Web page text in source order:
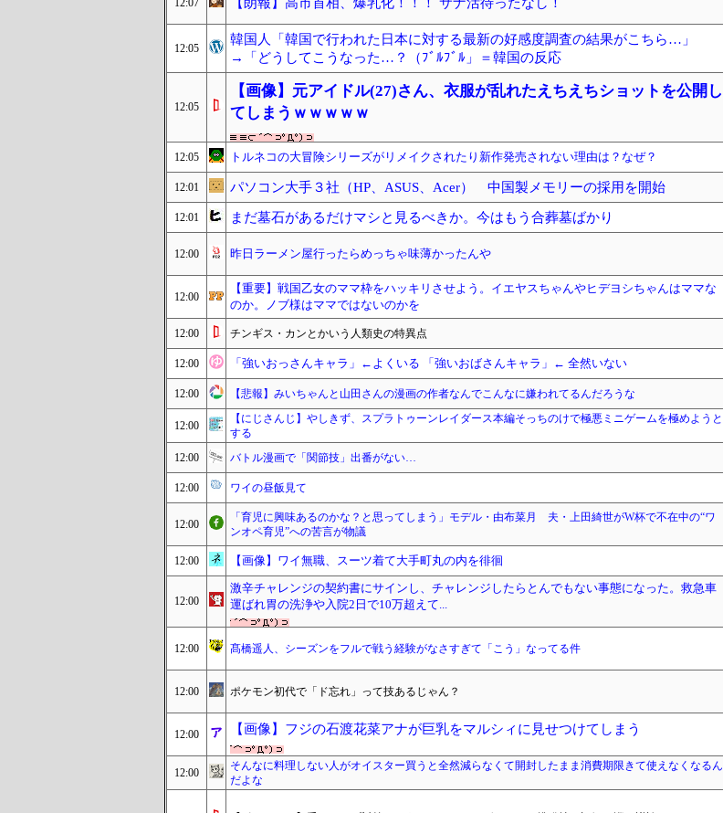
12:07
12:05
韓国人「韓国で行われた日本に対する最新の好感度調査の結果がこちら…」
→「どうしてこうなった…？（ﾌﾞﾙﾌﾞﾙ」＝韓国の反応
12:05
【画像】元アイドル(27)さん、衣服が乱れたえちえちショットを公開し
てしまうｗｗｗｗｗ
12:05 トルネコの大冒険シリーズがリメイクされたり新作発売されない理由は？なぜ？
12:01 パソコン大手３社（HP、ASUS、Acer） 中国製メモリーの採用を開始
12:01 まだ墓石があるだけマシと見るべきか。今はもう合葬墓ばかり
12:00 昨日ラーメン屋行ったらめっちゃ味薄かったんや
12:00
【重要】戦国乙女のママ枠をハッキリさせよう。イエヤスちゃんやヒデヨシちゃんはママな
のか。ノブ様はママではないのかを
12:00 チンギス・カンとかいう人類史の特異点
12:00 「強いおっさんキャラ」←よくいる 「強いおばさんキャラ」← 全然いない
12:00 【悲報】みいちゃんと山田さんの漫画の作者なんでこんなに嫌われてるんだろうな
12:00
【にじさんじ】やしきず、スプラトゥーンレイダース本編そっちのけで極悪ミニゲームを極めようと
する
12:00 バトル漫画で「関節技」出番がない…
12:00 ワイの昼飯見て
12:00
「育児に興味あるのかな？と思ってしまう」モデル・由布菜月 夫・上田綺世がW杯で不在中の“ワ
ンオペ育児”への苦言が物議
12:00 【画像】ワイ無職、スーツ着て大手町丸の内を徘徊
12:00
激辛チャレンジの契約書にサインし、チャレンジしたらとんでもない事態になった。救急車
運ばれ胃の洗浄や入院2日で10万超えて...
12:00 髙橋遥人、シーズンをフルで戦う経験がなさすぎて「こう」なってる件
12:00 ポケモン初代で「ド忘れ」って技あるじゃん？
12:00 【画像】フジの石渡花菜アナが巨乳をマルシィに見せつけてしまう
12:00
そんなに料理しない人がオイスター買うと全然減らなくて開封したまま消費期限きて使えなくなるん
だよな